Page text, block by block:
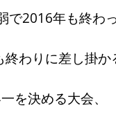
で2016年も終わ
わりに差し掛か
を決める大会、